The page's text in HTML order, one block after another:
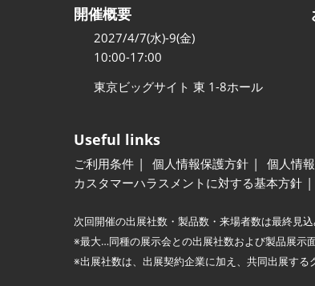
開催概要
2027/4/7(水)-9(金)
10:00-17:00
東京ビッグサイト 東 1-8ホール
Useful links
ご利用条件 個人情報保護方針 個人情
カスタマーハラスメントに対する基本方針
次回開催の出展社数・製品数・来場者数は最終見
※最大…同種の展示会との出展社数および製品展示面
※出展社数は、出展契約企業に加え、共同出展する